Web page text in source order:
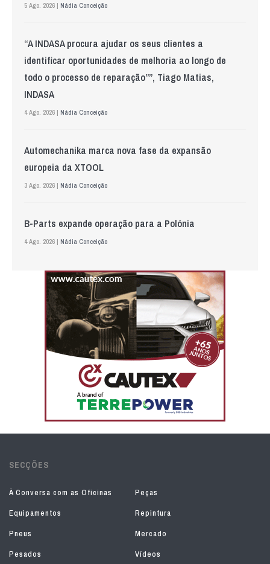
5 Ago. 2026 | Nádia Conceição
“A INDASA procura ajudar os seus clientes a
identificar oportunidades de melhoria ao longo de
todo o processo de reparação””, Tiago Matias,
INDASA
4 Ago. 2026 | Nádia Conceição
Automechanika marca nova fase da expansão
europeia da XTOOL
3 Ago. 2026 | Nádia Conceição
B-Parts expande operação para a Polónia
4 Ago. 2026 | Nádia Conceição
SECÇÕES
À Conversa com as Oficinas
Peças
Equipamentos
Repintura
Pneus
Mercado
Pesados
Vídeos